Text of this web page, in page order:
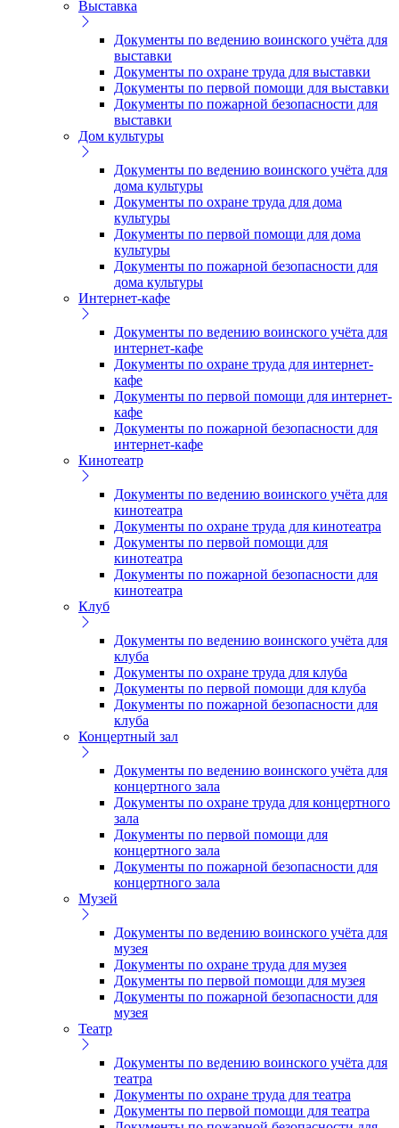
Выставка
Документы по ведению воинского учёта для
выставки
Документы по охране труда для выставки
Документы по первой помощи для выставки
Документы по пожарной безопасности для
выставки
Дом культуры
Документы по ведению воинского учёта для
дома культуры
Документы по охране труда для дома
культуры
Документы по первой помощи для дома
культуры
Документы по пожарной безопасности для
дома культуры
Интернет-кафе
Документы по ведению воинского учёта для
интернет-кафе
Документы по охране труда для интернет-
кафе
Документы по первой помощи для интернет-
кафе
Документы по пожарной безопасности для
интернет-кафе
Кинотеатр
Документы по ведению воинского учёта для
кинотеатра
Документы по охране труда для кинотеатра
Документы по первой помощи для
кинотеатра
Документы по пожарной безопасности для
кинотеатра
Клуб
Документы по ведению воинского учёта для
клуба
Документы по охране труда для клуба
Документы по первой помощи для клуба
Документы по пожарной безопасности для
клуба
Концертный зал
Документы по ведению воинского учёта для
концертного зала
Документы по охране труда для концертного
зала
Документы по первой помощи для
концертного зала
Документы по пожарной безопасности для
концертного зала
Музей
Документы по ведению воинского учёта для
музея
Документы по охране труда для музея
Документы по первой помощи для музея
Документы по пожарной безопасности для
музея
Театр
Документы по ведению воинского учёта для
театра
Документы по охране труда для театра
Документы по первой помощи для театра